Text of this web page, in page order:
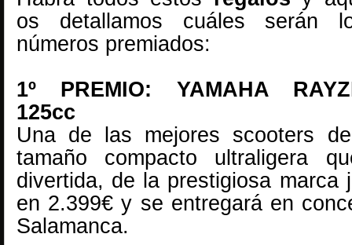
os detallamos cuáles serán
números premiados:
1º PREMIO: YAMAHA
125cc
Una de las mejores scooters
tamaño compacto ultraligera
divertida, de la prestigiosa marca
en 2.399€ y se entregará en
Salamanca.